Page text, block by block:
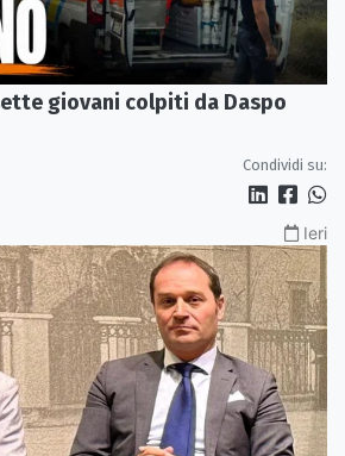
giovani colpiti da Daspo
Condividi su:
Ieri